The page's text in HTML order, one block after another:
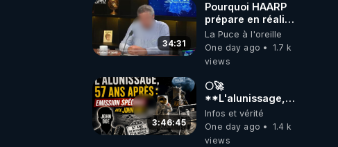
34:31
Pourquoi HAARP
prépare en réalité
un CHAOS
climatique, on
répond
La Puce à l'oreille
One day ago
1.7 k
views
3:46:45
🌕🚀
**L'alunissage,
57 ans après :
Émission spéciale
avec John Doe
Infos et vérité
One day ago
1.4 k
views